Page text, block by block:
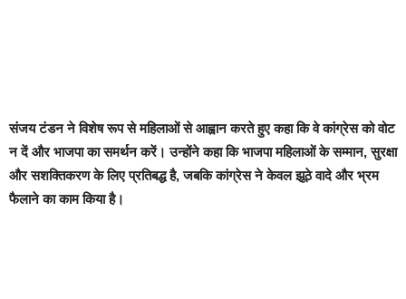
संजय टंडन ने विशेष रूप से महिलाओं से आह्वान करते हुए कहा कि वे कांग्रेस को वोट
न दें और भाजपा का समर्थन करें। उन्होंने कहा कि भाजपा महिलाओं के सम्मान, सुरक्षा
और सशक्तिकरण के लिए प्रतिबद्ध है, जबकि कांग्रेस ने केवल झूठे वादे और भ्रम
फैलाने का काम किया है।